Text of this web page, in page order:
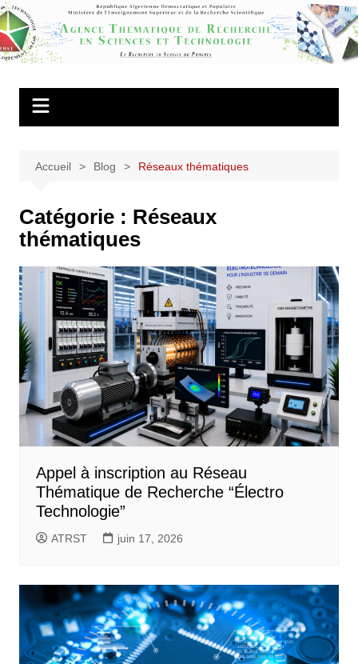
Aller
au
contenu
Agence
Thématique de
Recherche en
Accueil Blog Réseaux thématiques
Catégorie : Réseaux
thématiques
Appel à inscription au Réseau
Thématique de Recherche “Électro
Technologie”
ATRST juin 17, 2026